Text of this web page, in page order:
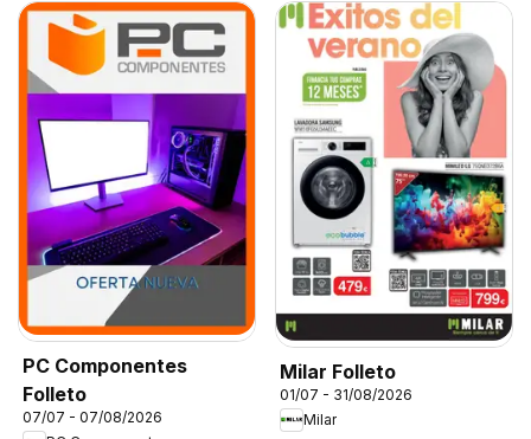
PC Componentes
Folleto
07/07 - 07/08/2026
Milar Folleto
01/07 - 31/08/2026
Milar